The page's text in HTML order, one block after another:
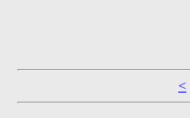
<